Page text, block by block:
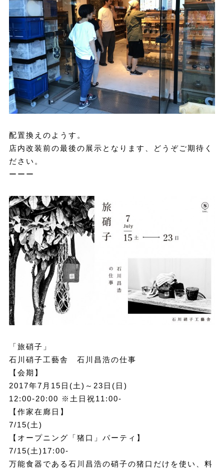
配置換えのようす。
店内改装前の最後の展示となります、どうぞご期待く
ださい。
ーーー
「旅硝子」
石川硝子工藝舎 石川昌浩の仕事
【会期】
2017年7月15日(土)～23日(日)
12:00-20:00 ※土日祝11:00-
【作家在廊日】
7/15(土)
【オープニング「猪口」パーティ】
7/15(土)17:00-
万能食器である石川昌浩の硝子の猪口だけを使い、料